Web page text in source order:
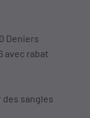
Deniers
avec rabat
sangles